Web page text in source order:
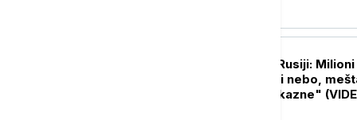
Biblijske scene u Rusiji: Milioni
skakavaca prekrili nebo,
strahu od "božje kazne"